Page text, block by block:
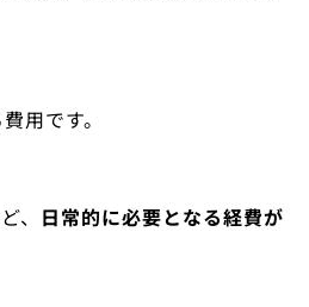
用です。
、 日常的に必要となる経費が